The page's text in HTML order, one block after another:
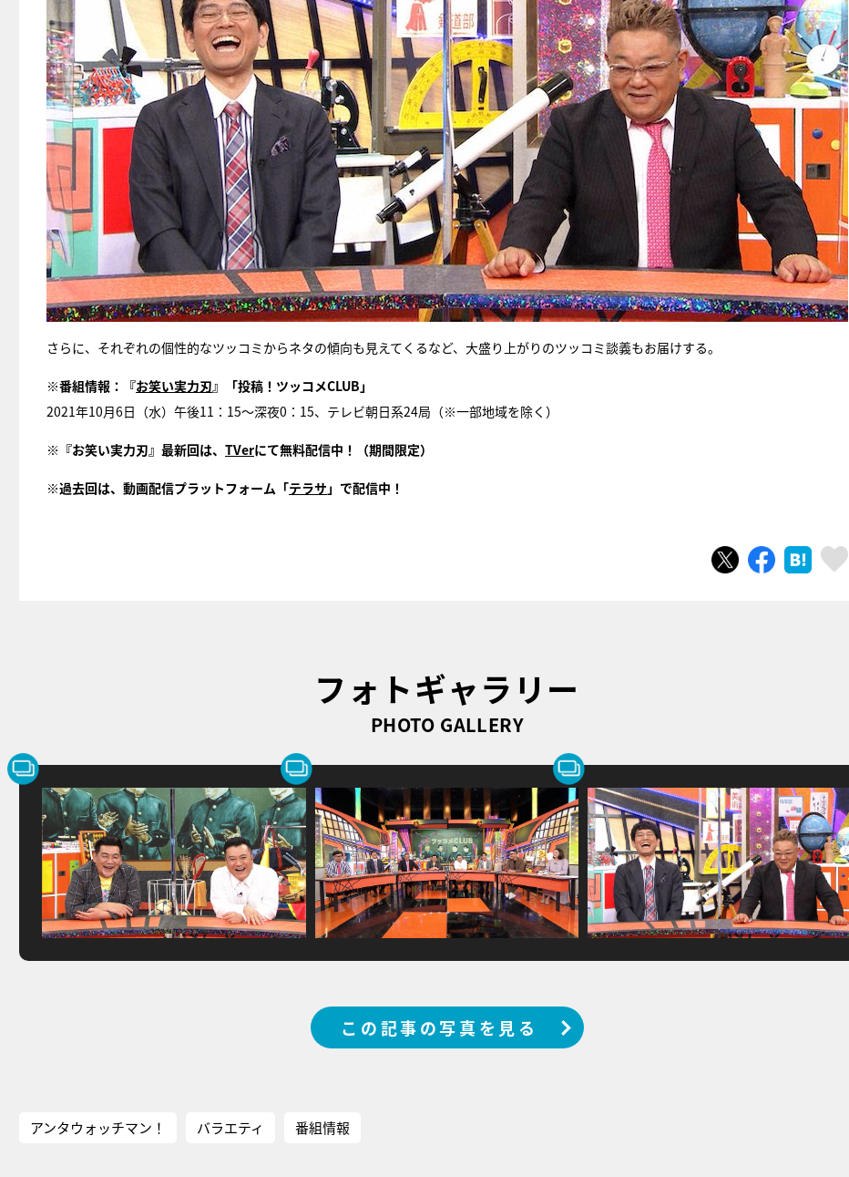
さらに、それぞれの個性的なツッコミからネタの傾向も見えてくるなど、大盛り上がりのツッコミ談義もお届けする。
※番組情報：『お笑い実力刃』「投稿！ツッコメCLUB」
2021年10月6日（水）午後11：15～深夜0：15、テレビ朝日系24局（※一部地域を除く）
※『お笑い実力刃』最新回は、 TVerにて無料配信中！（期間限定）
※過去回は、動画配信プラットフォーム「テラサ 」で配信中！
ツイートシェア はてブ
フォトギャラリー
PHOTO GALLERY
この記事の写真を見る
アンタウォッチマン！ バラエティ 番組情報